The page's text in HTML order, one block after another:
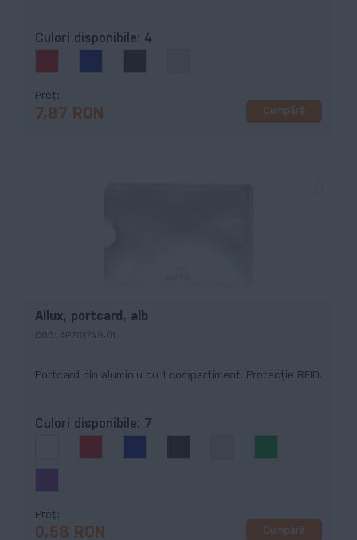
Culori disponibile: 4
Preț
7,87 RON Cumpără
Allux, portcard, alb
COD: AP781749-01
Portcard din aluminiu cu 1 compartiment. Protecție RFID.
Culori disponibile: 7
Preț
0,58 RON Cumpără